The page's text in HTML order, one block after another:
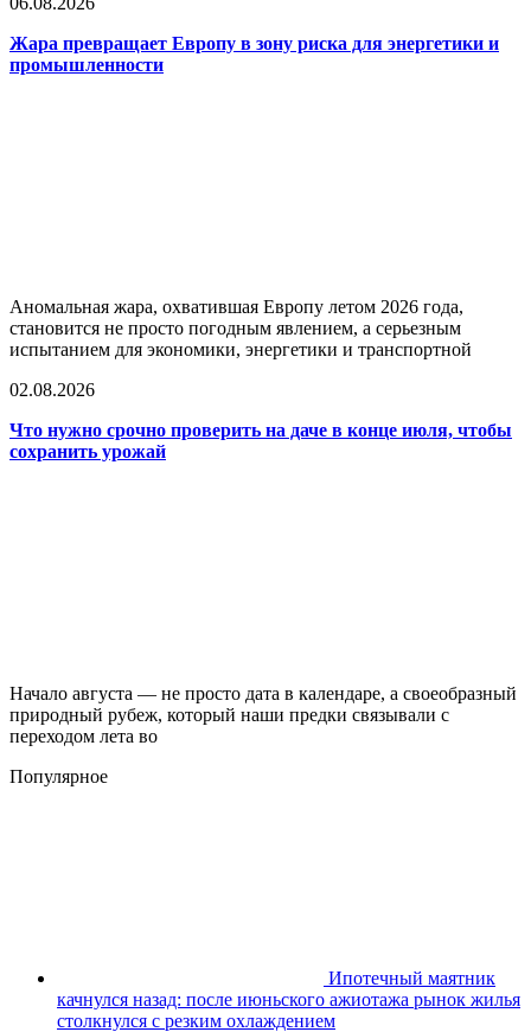
Жара превращает Европу в зону риска для энергетики и
промышленности
Аномальная жара, охватившая Европу летом 2026 года,
становится не просто погодным явлением, а серьезным
испытанием для экономики, энергетики и транспортной
02.08.2026
Что нужно срочно проверить на даче в конце июля, чтобы
сохранить урожай
Начало августа — не просто дата в календаре, а своеобразный
природный рубеж, который наши предки связывали с
переходом лета во
Популярное
Ипотечный маятник
качнулся назад: после июньского ажиотажа рынок жилья
столкнулся с резким охлаждением